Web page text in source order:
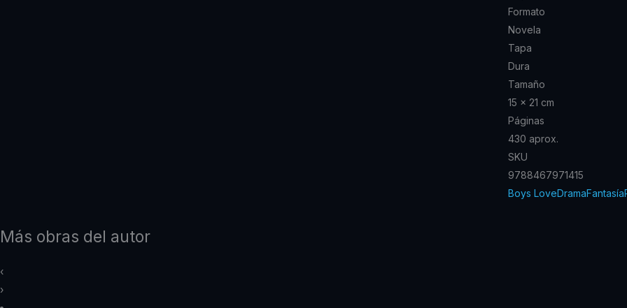
Formato
Novela
Tapa
Dura
Tamaño
15 x 21 cm
Páginas
430 aprox.
SKU
9788467971415
Boys LoveDramaFantasía
Más obras del autor
‹
›